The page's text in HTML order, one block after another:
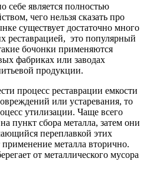
себе является полностью
чего нельзя сказать про
существует достаточно много
реставрацией, это популярный
бочонки применяются
фабриках или заводах
продукции.
процесс реставрации емкости
или устаревания, то
утилизации. Чаще всего
пункт сбора металла, затем они
переплавкой этих
металла вторично.
от металлического мусора